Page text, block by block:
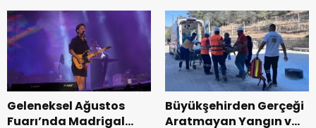
Bisikleti Turnuvası
Tamamlandı.
Teşkilatı ile buluştu.
Geleneksel Ağustos
Fuarı’nda Madrigal
Büyükşehirden Gerçeği
Aratmayan Yangın ve